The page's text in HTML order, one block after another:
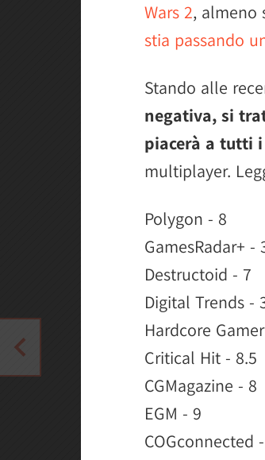
Wars 2, almeno
stia passando
Stando alle
negativa, si
piacerà a tutti
multiplayer.
Polygon - 8
GamesRadar+ -
Destructoid - 7
Digital Trends -
Hardcore
Critical Hit - 8.5
CGMagazine - 8
EGM - 9
COGconnected